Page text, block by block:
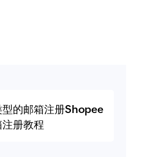
的邮箱注册Shopee
册教程